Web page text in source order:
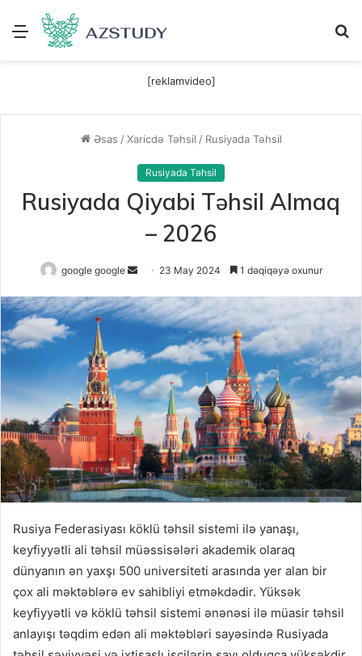
Menu
[reklamvideo]
Əsas / Xaricdə Təhsil / Rusiyada Təhsil
Rusiyada Təhsil
Rusiyada Qiyabi Təhsil Almaq
– 2026
google google
Send
email
23 May 2024 1 dəqiqəyə oxunur
Rusiya Federasiyası köklü təhsil sistemi ilə yanaşı,
keyfiyyətli ali təhsil müəssisələri akademik olaraq
dünyanın ən yaxşı 500 universiteti arasında yer alan bir
çox ali məktəblərə ev sahibliyi etməkdədir. Yüksək
keyfiyyətli və köklü təhsil sistemi ənənəsi ilə müasir təhsil
anlayışı təqdim edən ali məktəbləri sayəsində Rusiyada